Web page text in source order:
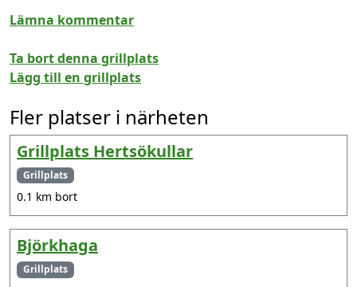
Lämna kommentar
Ta bort denna grillplats
Lägg till en grillplats
Fler platser i närheten
Grillplats Hertsökullar
Grillplats
0.1 km bort
Björkhaga
Grillplats